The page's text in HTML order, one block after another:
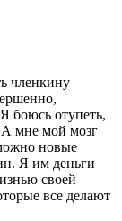
членкину
боюсь отупеть,
А мне мой мозг
новые
Я им деньги
своей
все делают